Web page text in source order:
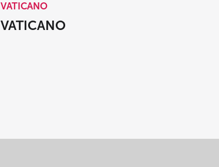
VATICANO
VATICANO